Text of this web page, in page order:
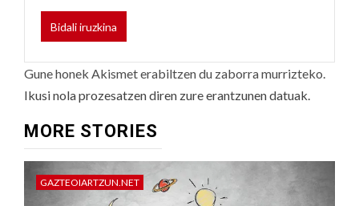
Gune honek Akismet erabiltzen du zaborra murrizteko.
Ikusi nola prozesatzen diren zure erantzunen datuak.
MORE STORIES
GAZTEOIARTZUN.NET